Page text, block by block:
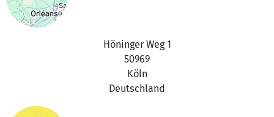
Höninger Weg 1
50969
Köln
Deutschland